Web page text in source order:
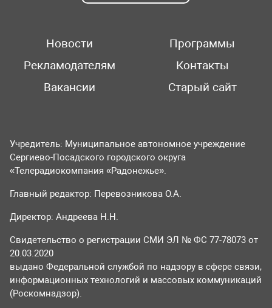
Новости
Программы
Рекламодателям
Контакты
Вакансии
Старый сайт
Учредитель: Муниципальное автономное учреждение
Сергиево-Посадского городского округа
«Телерадиокомпания «Радонежье».
Главный редактор: Перевозникова О.А.
Директор: Андреева Н.Н.
Свидетельство о регистрации СМИ ЭЛ № ФС 77-78073 от
20.03.2020
выдано Федеральной службой по надзору в сфере связи,
информационных технологий и массовых коммуникаций
(Роскомнадзор).